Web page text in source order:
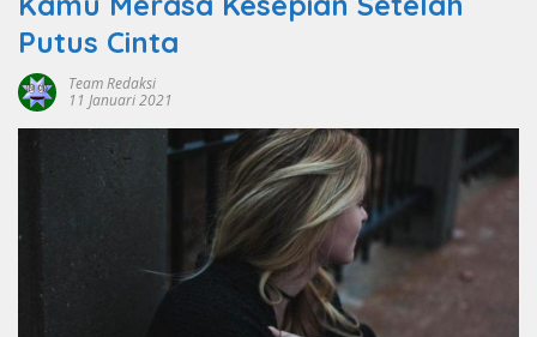
Putus Cinta
Team Redaksi
11 Januari 2021